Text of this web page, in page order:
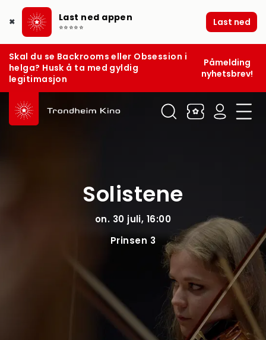
✖ Last ned appen
⭐⭐⭐⭐⭐ Last ned
Skal du se Backrooms eller Obsession i
helga? Husk å ta med gyldig
legitimasjon
Påmelding
nyhetsbrev!
Solistene
on. 30 juli, 16:00
Prinsen 3